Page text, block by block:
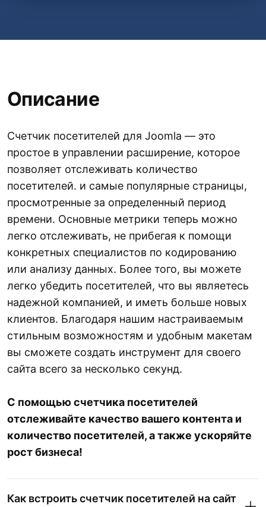
Описание
Счетчик посетителей для Joomla — это
простое в управлении расширение, которое
позволяет отслеживать количество
посетителей. и самые популярные страницы,
просмотренные за определенный период
времени. Основные метрики теперь можно
легко отслеживать, не прибегая к помощи
конкретных специалистов по кодированию
или анализу данных. Более того, вы можете
легко убедить посетителей, что вы являетесь
надежной компанией, и иметь больше новых
клиентов. Благодаря нашим настраиваемым
стильным возможностям и удобным макетам
вы сможете создать инструмент для своего
сайта всего за несколько секунд.
С помощью счетчика посетителей
отслеживайте качество вашего контента и
количество посетителей, а также ускоряйте
рост бизнеса!
Как встроить счетчик посетителей на сайт